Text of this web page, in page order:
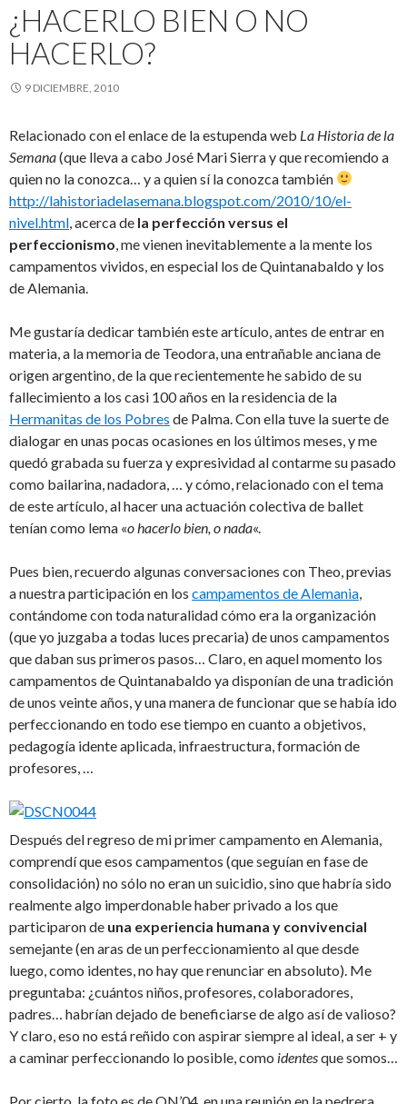
¿HACERLO BIEN O NO
HACERLO?
9 DICIEMBRE, 2010
Relacionado con el enlace de la estupenda web La Historia de la
Semana(que lleva a cabo José Mari Sierra y que recomiendo a
quien no la conozca… y a quien sí la conozca también
http://lahistoriadelasemana.blogspot.com/2010/10/el-
nivel.html, acerca de la perfección versus el
perfeccionismo, me vienen inevitablemente a la mente los
campamentos vividos, en especial los de Quintanabaldo y los
de Alemania.
Me gustaría dedicar también este artículo, antes de entrar en
materia, a la memoria de Teodora, una entrañable anciana de
origen argentino, de la que recientemente he sabido de su
fallecimiento a los casi 100 años en la residencia de la
Hermanitas de los Pobres de Palma. Con ella tuve la suerte de
dialogar en unas pocas ocasiones en los últimos meses, y me
quedó grabada su fuerza y expresividad al contarme su pasado
como bailarina, nadadora, … y cómo, relacionado con el tema
de este artículo, al hacer una actuación colectiva de ballet
tenían como lema «o hacerlo bien, o nada«.
Pues bien, recuerdo algunas conversaciones con Theo, previas
a nuestra participación en los campamentos de Alemania,
contándome con toda naturalidad cómo era la organización
(que yo juzgaba a todas luces precaria) de unos campamentos
que daban sus primeros pasos… Claro, en aquel momento los
campamentos de Quintanabaldo ya disponían de una tradición
de unos veinte años, y una manera de funcionar que se había ido
perfeccionando en todo ese tiempo en cuanto a objetivos,
pedagogía idente aplicada, infraestructura, formación de
profesores, …
Después del regreso de mi primer campamento en Alemania,
comprendí que esos campamentos (que seguían en fase de
consolidación) no sólo no eran un suicidio, sino que habría sido
realmente algo imperdonable haber privado a los que
participaron de una experiencia humana y convivencial
semejante (en aras de un perfeccionamiento al que desde
luego, como identes, no hay que renunciar en absoluto). Me
preguntaba: ¿cuántos niños, profesores, colaboradores,
padres… habrían dejado de beneficiarse de algo así de valioso?
Y claro, eso no está reñido con aspirar siempre al ideal, a ser + y
a caminar perfeccionando lo posible, como identesque somos…